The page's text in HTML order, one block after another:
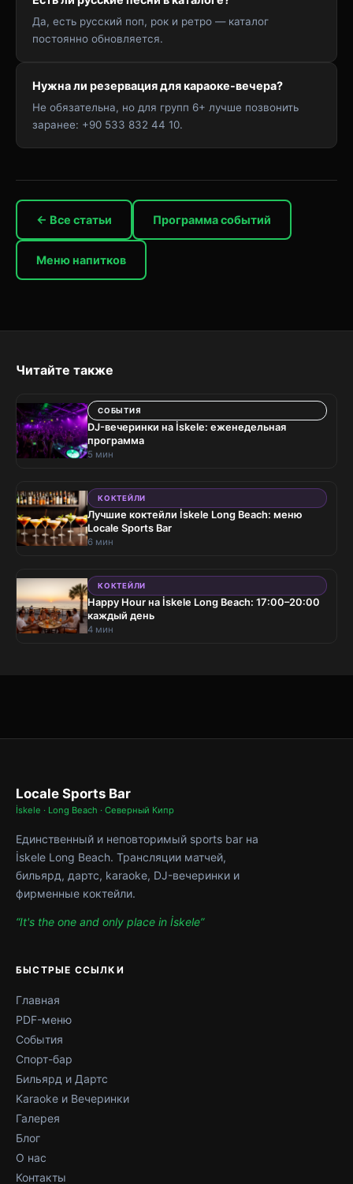
Да, есть русский поп, рок и ретро — каталог
постоянно обновляется.
Нужна ли резервация для караоке-вечера?
Не обязательна, но для групп 6+ лучше позвонить
заранее: +90 533 832 44 10.
← Все статьи Программа событий
Меню напитков
Читайте также
СОБЫТИЯ
DJ-вечеринки на İskele: еженедельная
программа
5 мин
КОКТЕЙЛИ
Лучшие коктейли İskele Long Beach: меню
Locale Sports Bar
6 мин
КОКТЕЙЛИ
Happy Hour на İskele Long Beach: 17:00–20:00
каждый день
4 мин
Locale Sports Bar
İskele · Long Beach · Северный Кипр
Единственный и неповторимый sports bar на
İskele Long Beach. Трансляции матчей,
бильярд, дартс, karaoke, DJ-вечеринки и
фирменные коктейли.
“It's the one and only place in İskele”
БЫСТРЫЕ ССЫЛКИ
Главная
PDF-меню
События
Спорт-бар
Бильярд и Дартс
Karaoke и Вечеринки
Галерея
Блог
О нас
Контакты